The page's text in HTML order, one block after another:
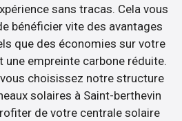
sans tracas. Cela vous
bénéficier vite des avantages
que des économies sur votre
une empreinte carbone réduite.
vous choisissez notre structure
solaires à Saint-berthevin
de votre centrale solaire